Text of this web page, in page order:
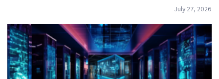
July 27, 2026